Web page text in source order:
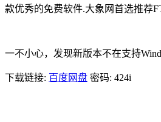
款优秀的免费软件.大象网首选推荐
一不小心，发现新版本不在支持
下载链接: 百度网盘 密码: 424i